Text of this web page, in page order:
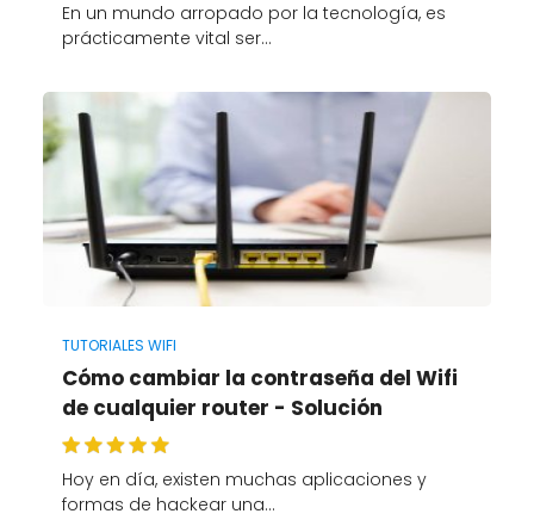
En un mundo arropado por la tecnología, es
prácticamente vital ser…
TUTORIALES WIFI
Cómo cambiar la contraseña del Wifi
de cualquier router - Solución
Hoy en día, existen muchas aplicaciones y
formas de hackear una…